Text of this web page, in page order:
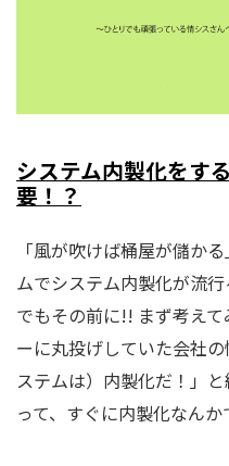
システム内製化をす
要！？
「風が吹けば桶屋が儲か
ムでシステム内製化が流
でもその前に!! まず考え
ーに丸投げしていた会社
ステムは）内製化だ！」
って、すぐに内製化なんか